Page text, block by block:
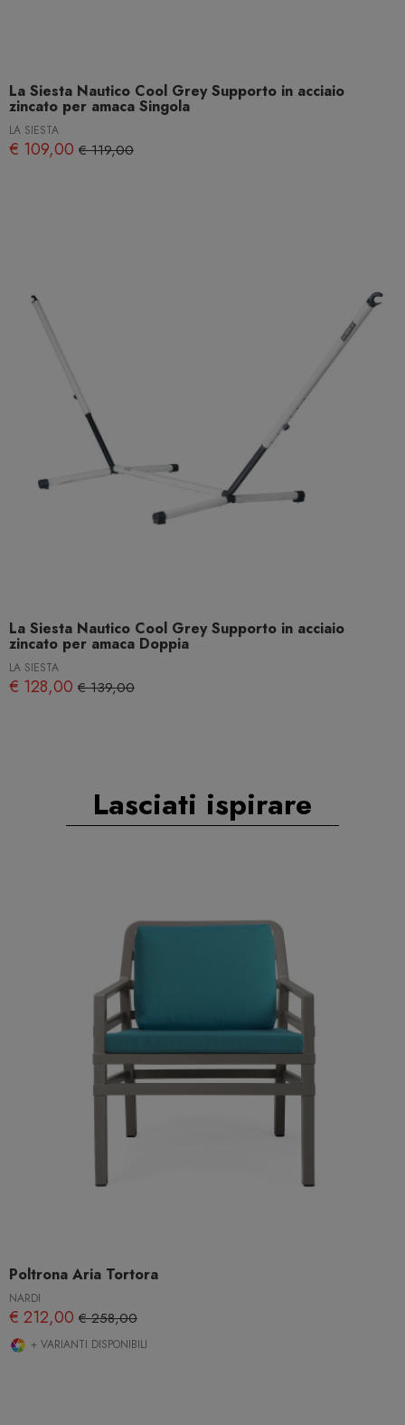
La Siesta Nautico Cool Grey Supporto in acciaio
zincato per amaca Singola
LA SIESTA
€ 109,00 € 119,00
La Siesta Nautico Cool Grey Supporto in acciaio
zincato per amaca Doppia
LA SIESTA
€ 128,00 € 139,00
Lasciati ispirare
Poltrona Aria Tortora
NARDI
€ 212,00 € 258,00
+ VARIANTI DISPONIBILI